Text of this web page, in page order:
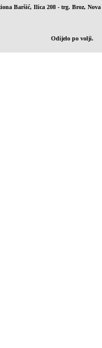
Baršić, Ilica 208 - trg. Broz,
Odijelo po volji.